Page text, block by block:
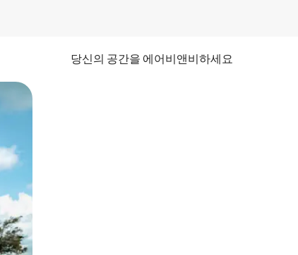
당신의 공간을 에어비앤비하세요